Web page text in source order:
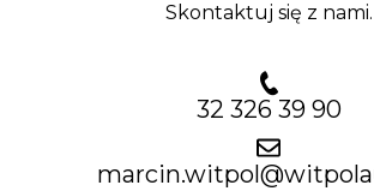
Skontaktuj się z nami.
32 326 39 90